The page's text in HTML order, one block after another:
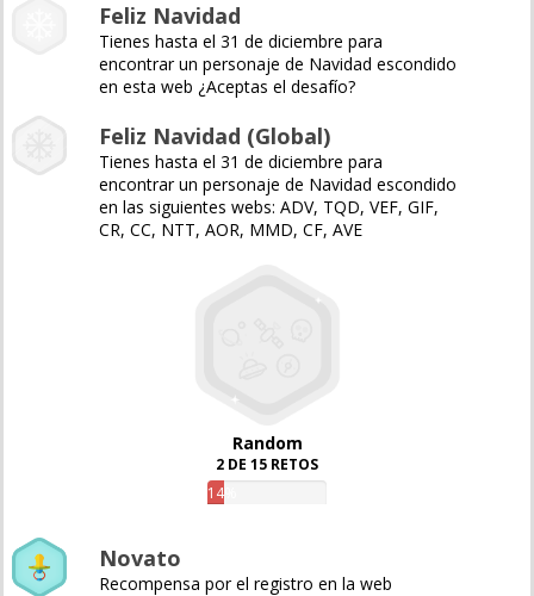
Feliz Navidad
Tienes hasta el 31 de diciembre para
encontrar un personaje de Navidad escondido
en esta web ¿Aceptas el desafío?
Feliz Navidad (Global)
Tienes hasta el 31 de diciembre para
encontrar un personaje de Navidad escondido
en las siguientes webs: ADV, TQD, VEF, GIF,
CR, CC, NTT, AOR, MMD, CF, AVE
Random
2 DE 15 RETOS
14%
Novato
Recompensa por el registro en la web